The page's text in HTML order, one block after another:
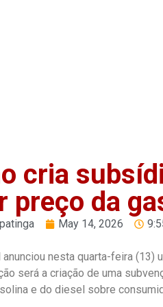
cria
preço da
May 14, 2026
nesta quarta-feira (13)
será a criação de uma
e do diesel sobre